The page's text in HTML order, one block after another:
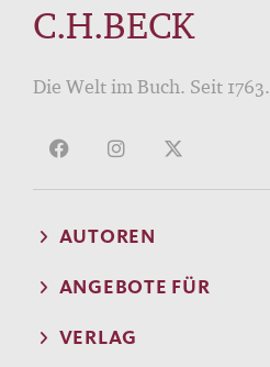
C.H.BECK
Die Welt im Buch. Seit 1763.
AUTOREN
ANGEBOTE FÜR
VERLAG